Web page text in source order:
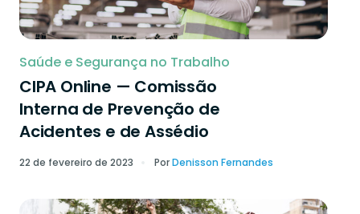
Saúde e Segurança no Trabalho
CIPA Online — Comissão
Interna de Prevenção de
Acidentes e de Assédio
22 de fevereiro de 2023 PorDenisson Fernandes